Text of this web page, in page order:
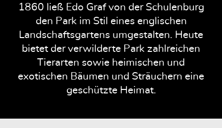
1860 ließ Edo Graf von der Schulenburg
den Park im Stil eines englischen
Landschaftsgartens umgestalten. Heute
bietet der verwilderte Park zahlreichen
Tierarten sowie heimischen und
exotischen Bäumen und Sträuchern eine
geschützte Heimat.